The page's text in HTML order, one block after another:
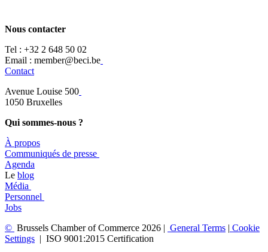
Nous contacter
Tel : +32 2 648 50 02​
​​Email : member@beci.be
Contact
Avenue Louise 500
​1050 Bruxelles
Qui sommes-nous ?
À propos
​​Communiqués de presse
​Agenda
​​Le blog
​Média
Personnel
Jobs
© Brussels Chamber of Commerce 2026 | General Terms | Cookie
Settings | ISO 9001:2015 Certification